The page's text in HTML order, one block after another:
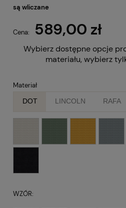
są wliczane
Cena: 589,00 zł
Wybierz dostępne opcje
materiału, wybierz
Materiał
DOT LINCOLN RAFA
WZÓR: